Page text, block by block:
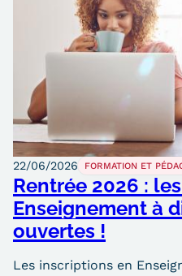
22/06/2026 FORMATION ET
Rentrée 2026 :
Enseignement à
ouvertes !
Les inscriptions en